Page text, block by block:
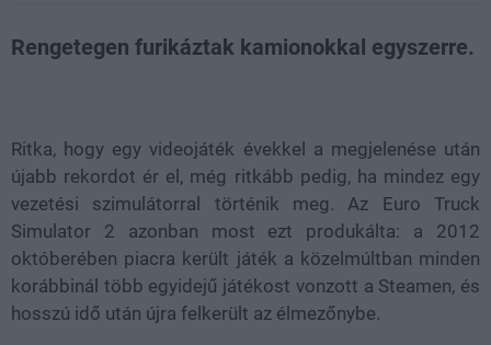
Rengetegen furikáztak kamionokkal egyszerre.
Ritka, hogy egy videojáték évekkel a megjelenése után
újabb rekordot ér el, még ritkább pedig, ha mindez egy
vezetési szimulátorral történik meg. Az Euro Truck
Simulator 2 azonban most ezt produkálta: a 2012
októberében piacra került játék a közelmúltban minden
korábbinál több egyidejű játékost vonzott a Steamen, és
hosszú idő után újra felkerült az élmezőnybe.